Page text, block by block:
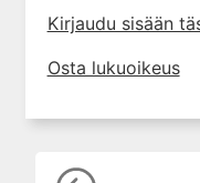
4. Laboratorion
perusmenetelmät
4.0
mittalaitteet
Kirjaudu sisään
Osta lukuoikeus